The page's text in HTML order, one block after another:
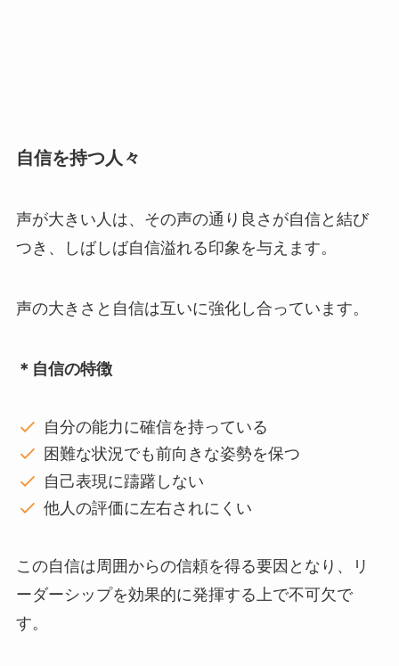
自信を持つ人々
声が大きい人は、その声の通り良さが自信と結び
つき、しばしば自信溢れる印象を与えます。
声の大きさと自信は互いに強化し合っています。
＊自信の特徴
自分の能力に確信を持っている
困難な状況でも前向きな姿勢を保つ
自己表現に躊躇しない
他人の評価に左右されにくい
この自信は周囲からの信頼を得る要因となり、リ
ーダーシップを効果的に発揮する上で不可欠で
す。